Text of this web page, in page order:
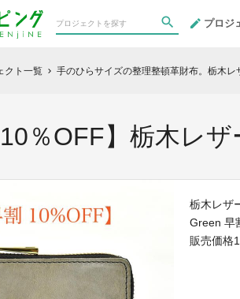
プロジ
クト一覧 chevron_right 手のひらサイズの整理整頓革財布。栃木
10％OFF】栃木レ
栃木レザ
Green 早
販売価格